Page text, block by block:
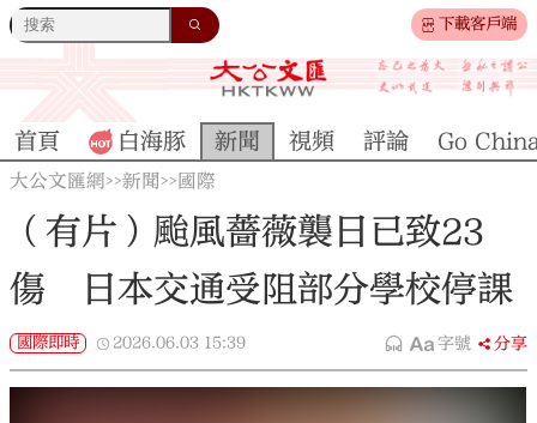
下載客戶端
首頁 白海豚 新聞 視頻 評論 Go
大公文匯網>>新聞>> 國際
（有片）颱風薔薇襲日已致23
傷 日本交通受阻部分學校停課
國際即時 2026.06.03 15:39 字號 分享